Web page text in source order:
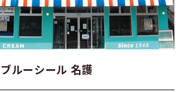
ブルーシール 名護